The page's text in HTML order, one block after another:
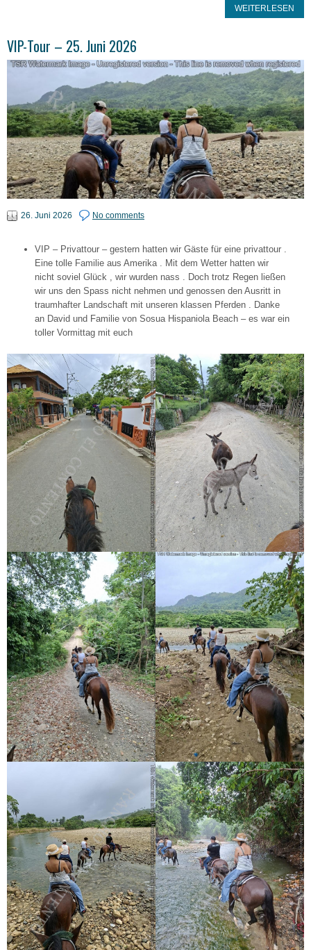
WEITERLESEN
VIP-Tour – 25. Juni 2026
26. Juni 2026 No comments
VIP – Privattour – gestern hatten wir Gäste für eine privattour .
Eine tolle Familie aus Amerika . Mit dem Wetter hatten wir
nicht soviel Glück , wir wurden nass . Doch trotz Regen ließen
wir uns den Spass nicht nehmen und genossen den Ausritt in
traumhafter Landschaft mit unseren klassen Pferden . Danke
an David und Familie von Sosua Hispaniola Beach – es war ein
toller Vormittag mit euch